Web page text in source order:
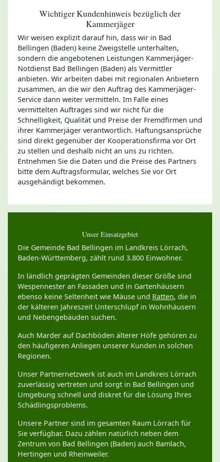
Wichtiger Kundenhinweis bezüglich der
Kammerjäger
Wir weisen explizit darauf hin, dass wir in Bad
Bellingen (Baden) keine Zweigstelle unterhalten,
sondern die angebotenen Leistungen Kammerjäger-
Notdienst Bad Bellingen (Baden) als Vermittler
anbieten. Wir arbeiten dabei mit regionalen Anbietern
zusammen, an die wir den Auftrag des Kammerjäger-
Service dann weiter vermitteln. Im Falle eines
vermittelten Auftrages sind wir nicht für die
Schnelligkeit, Qualität und Preise der Fremdfirmen und
ihrer Kammerjäger verantwortlich. Haftungsansprüche
sind direkt gegenüber der Kooperationsfirma vor Ort
zu stellen und deshalb nicht an uns zu richten.
Entnehmen Sie die Daten und die Preise des Partners
bitte dem Auftragsformular, welches Sie vor Ort
ausgehändigt bekommen.
Unser Einsatzgebiet
Die Gemeinde Bad Bellingen im Landkreis Lörrach,
Baden-Württemberg, zählt rund 3.800 Einwohner.
In ländlich geprägten Gemeinden dieser Größe sind
Wespennester an Fassaden und in Gartenhäusern
ebenso keine Seltenheit wie Mäuse und Ratten, die in
der kälteren Jahreszeit Unterschlupf in Wohnhäusern
und Nebengebäuden suchen.
Auch Marder auf Dachböden älterer Höfe gehören zu
den häufigeren Anliegen unserer Kunden in solchen
Regionen.
Unser Partnernetzwerk ist auch im Landkreis Lörrach
zuverlässig vertreten und sorgt in Bad Bellingen und
Umgebung schnell und diskret für die Lösung Ihres
Schädlingsproblems.
Unsere Partner sind im gesamten Raum Lörrach für
Sie verfügbar. Dazu zählen natürlich neben dem
Zentrum von Bad Bellingen (Baden) auch Bamlach,
Hertingen und Rheinweiler.